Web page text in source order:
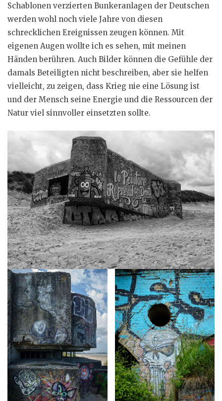
Schablonen verzierten Bunkeranlagen der Deutschen
werden wohl noch viele Jahre von diesen
schrecklichen Ereignissen zeugen können. Mit
eigenen Augen wollte ich es sehen, mit meinen
Händen berühren. Auch Bilder können die Gefühle der
damals Beteiligten nicht beschreiben, aber sie helfen
vielleicht, zu zeigen, dass Krieg nie eine Lösung ist
und der Mensch seine Energie und die Ressourcen der
Natur viel sinnvoller einsetzten sollte.